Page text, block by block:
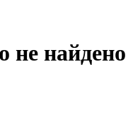
не найдено